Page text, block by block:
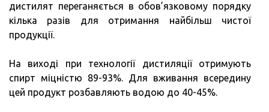
дистилят переганяється в обов’язковому порядку
кілька разів для отримання найбільш чистої
продукції.
На виході при технології дистиляції отримують
спирт міцністю 89-93%. Для вживання всередину
цей продукт розбавляють водою до 40-45%.